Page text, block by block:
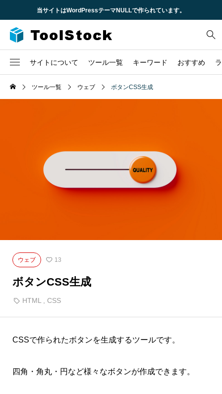
当サイトはWordPressテーマNULLで作られています。
サイトについて ツール一覧 キーワード おすすめ
1
セキュリティ 1
1
不動産
税金
企業概要ツール一覧 ウェブ ボタンCSS生成
ウェブ 13
ボタンCSS生成
HTML CSS
CSSで作られたボタンを生成するツールです。
四角・角丸・円など様々なボタンが作成できます。